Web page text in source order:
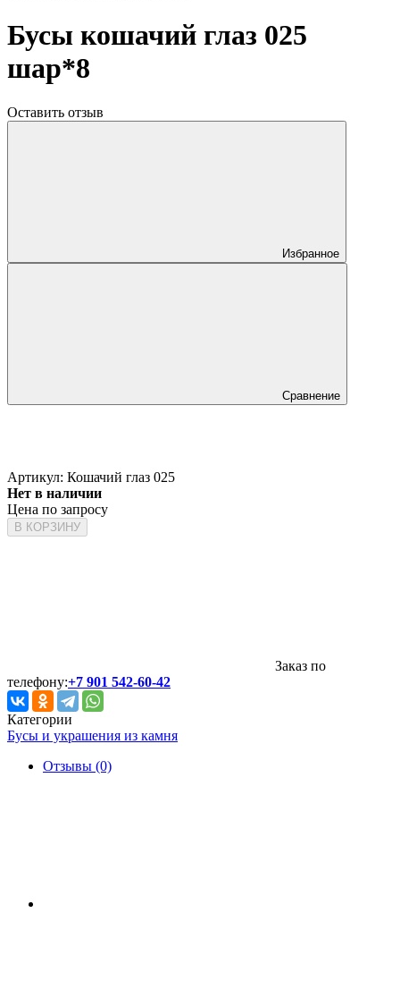
Бусы кошачий глаз 025
шар*8
Оставить отзыв
Избранное
Сравнение
Артикул: Кошачий глаз 025
Нет в наличии
Цена по запросу
В КОРЗИНУ
Заказ по
телефону:+7 901 542-60-42
Категории
Бусы и украшения из камня
Отзывы (0)